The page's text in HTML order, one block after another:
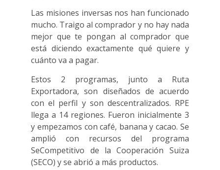
Las misiones inversas nos han funcionado
mucho. Traigo al comprador y no hay nada
mejor que te pongan al comprador que
está diciendo exactamente qué quiere y
cuánto va a pagar.
Estos 2 programas, junto a Ruta
Exportadora, son diseñados de acuerdo
con el perfil y son descentralizados. RPE
llega a 14 regiones. Fueron inicialmente 3
y empezamos con café, banana y cacao. Se
amplió con recursos del programa
SeCompetitivo de la Cooperación Suiza
(SECO) y se abrió a más productos.